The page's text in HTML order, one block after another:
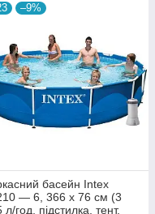
–9%
басейн Intex
— 6, 366 x 76 см (3
л/год, підстилка, тент,